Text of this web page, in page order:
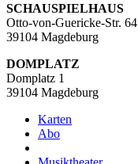
SCHAUSPIELHAUS
Otto-von-Guericke-Str. 64
39104 Magdeburg
DOMPLATZ
Domplatz 1
39104 Magdeburg
Karten
Abo